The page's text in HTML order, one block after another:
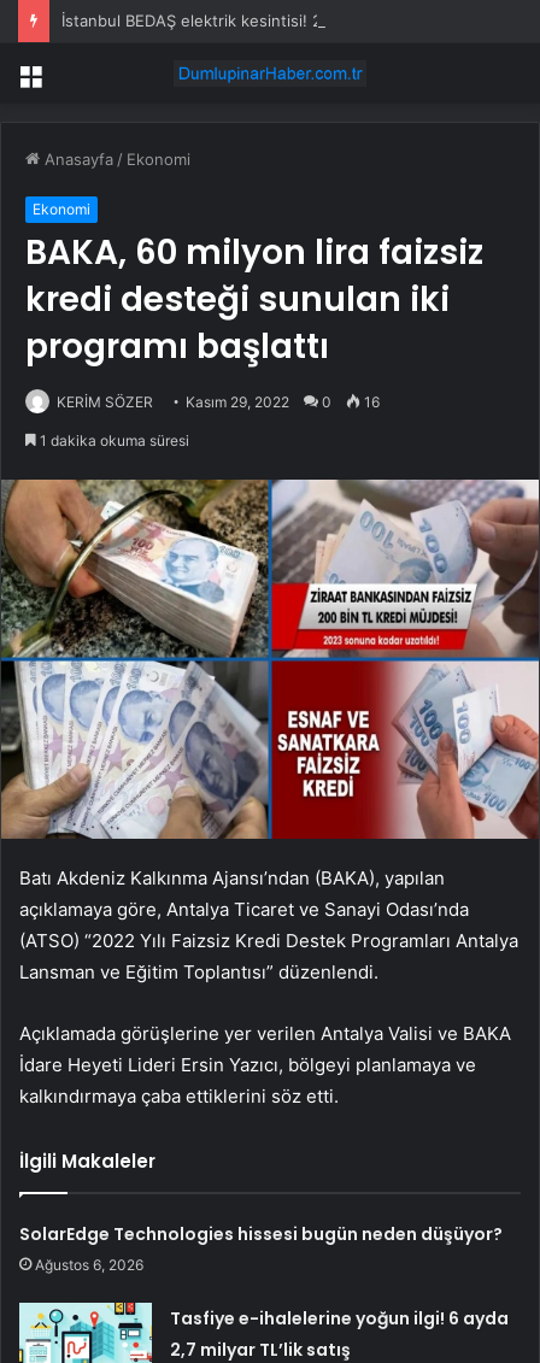
Menü
Anasayfa / Ekonomi
Ekonomi
BAKA, 60 milyon lira faizsiz
kredi desteği sunulan iki
programı başlattı
KERİM SÖZER Kasım 29, 2022 0 16
1 dakika okuma süresi
Batı Akdeniz Kalkınma Ajansı’ndan (BAKA), yapılan
açıklamaya göre, Antalya Ticaret ve Sanayi Odası’nda
(ATSO) “2022 Yılı Faizsiz Kredi Destek Programları Antalya
Lansman ve Eğitim Toplantısı” düzenlendi.
Açıklamada görüşlerine yer verilen Antalya Valisi ve BAKA
İdare Heyeti Lideri Ersin Yazıcı, bölgeyi planlamaya ve
kalkındırmaya çaba ettiklerini söz etti.
İlgili Makaleler
SolarEdge Technologies hissesi bugün neden düşüyor?
Ağustos 6, 2026
Tasfiye e-ihalelerine yoğun ilgi! 6 ayda
2,7 milyar TL’lik satış